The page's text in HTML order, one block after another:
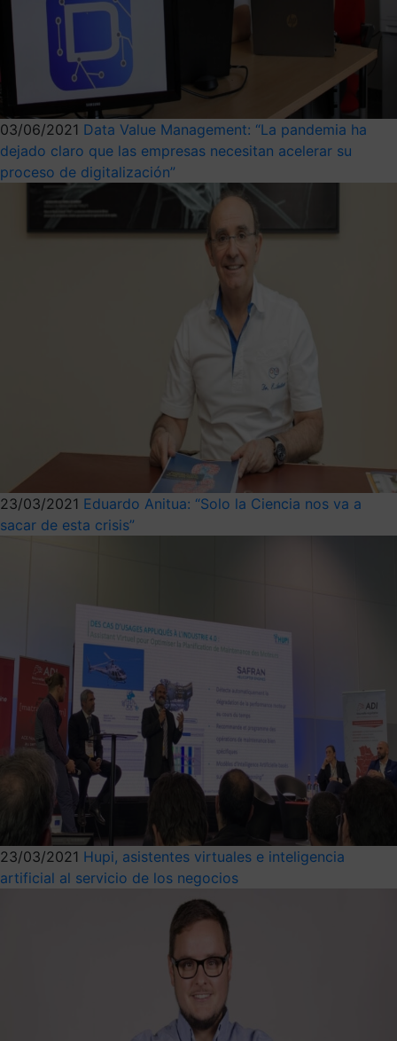
03/06/2021 Data Value Management: “La pandemia ha
dejado claro que las empresas necesitan acelerar su
proceso de digitalización”
23/03/2021 Eduardo Anitua: “Solo la Ciencia nos va a
sacar de esta crisis”
23/03/2021 Hupi, asistentes virtuales e inteligencia
artificial al servicio de los negocios